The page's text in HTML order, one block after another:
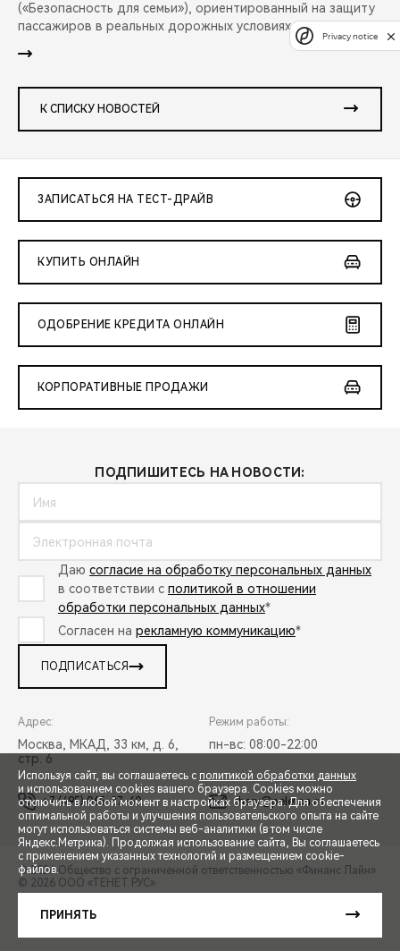
СПЕЦПРЕДЛОЖЕНИЯ
ЗАПИСЬ НА ТЕСТ-ДРАЙВ
(«Безопасность для семьи»), ориентированный на защиту
пассажиров в реальных дорожных условиях.
К СПИСКУ НОВОСТЕЙ
ЗАПИСАТЬСЯ НА ТЕСТ-ДРАЙВ
КУПИТЬ ОНЛАЙН
ОДОБРЕНИЕ КРЕДИТА ОНЛАЙН
КОРПОРАТИВНЫЕ ПРОДАЖИ
ПОДПИШИТЕСЬ НА НОВОСТИ:
Даю согласие на обработку персональных данных
в соответствии с политикой в отношении
обработки персональных данных*
Согласен на рекламную коммуникацию*
ПОДПИСАТЬСЯ
Адрес:
Москва, МКАД, 33 км, д. 6,
стр. 6
Режим работы:
пн-вс: 08:00-22:00
+7 (495) 065-37-60 chery@peleton.ru
© 2026 Общество с ограниченной ответственностью «Финанс Лайн»
© 2026 ООО «ТЕНЕТ РУС»
Сделано в ПЕРКС
Используя сайт, вы соглашаетесь с политикой обработки данных
и использованием cookies вашего браузера. Cookies можно
отключить в любой момент в настройках браузера. Для обеспечения
оптимальной работы и улучшения пользовательского опыта на сайте
могут использоваться системы веб-аналитики (в том числе
Яндекс.Метрика). Продолжая использование сайта, Вы соглашаетесь
с применением указанных технологий и размещением cookie-
файлов.
ПРИНЯТЬ
Privacy notice